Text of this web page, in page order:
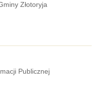
Złotoryja
Publicznej